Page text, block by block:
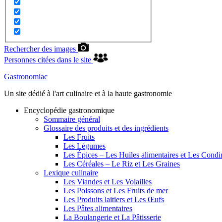
Rechercher des images
Personnes citées dans le site
Gastronomiac
Un site dédié à l'art culinaire et à la haute gastronomie
Encyclopédie gastronomique
Sommaire général
Glossaire des produits et des ingrédients
Les Fruits
Les Légumes
Les Épices – Les Huiles alimentaires et Les
Les Céréales – Le Riz et Les Graines
Lexique culinaire
Les Viandes et Les Volailles
Les Poissons et Les Fruits de mer
Les Produits laitiers et Les Œufs
Les Pâtes alimentaires
La Boulangerie et La Pâtisserie